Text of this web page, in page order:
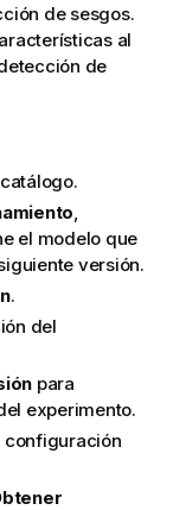
de sesgos.
al
de
el modelo que
versión.
.
del
para
experimento.
configuración